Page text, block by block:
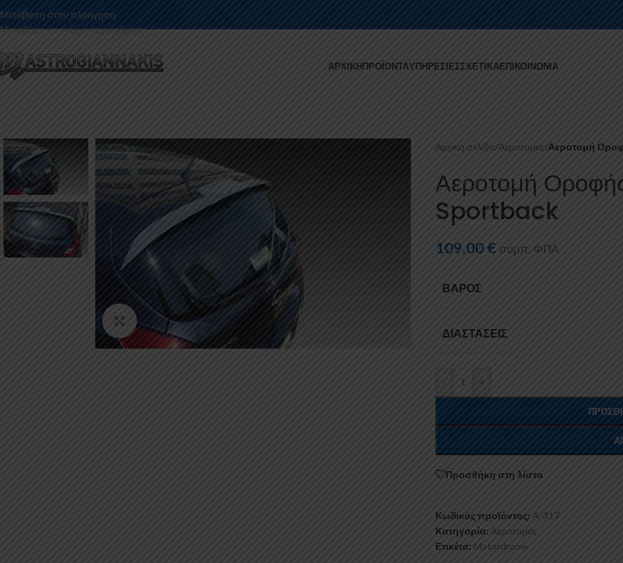
Μετάβαση στην πλοήγηση
Μετάβαση στο κύριο περιεχόμενο
ΑΡΧΙΚΉΠΡΟΪΌΝΤΑΥΠΗΡΕΣΊΕΣΣΧΕΤΙΚΆΕΠΙΚΟΙΝΩΝΊΑ
Κάντε κλικ για μεγέθυνση
Αρχική σελίδα/Αεροτομές /Αεροτομή
Αεροτομή
Sportback
109,00€ συμπ. ΦΠΑ
ΒΆΡΟΣ
ΔΙΑΣΤΆΣΕΙΣ
- +
Προσθήκη στη λίστα
Κωδικός προϊόντος: A-317
Κατηγορία: Αεροτομές
Ετικέτα: Motordrome